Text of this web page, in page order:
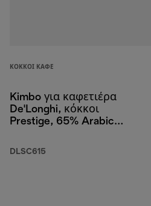
ΚΌΚΚΟΙ ΚΑΦΈ
Kimbo για καφετιέρα
De'Longhi, κόκκοι
Prestige, 65% Arabica
DLSC615